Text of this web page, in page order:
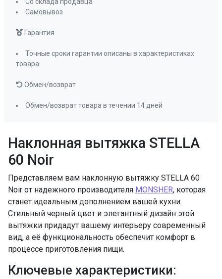
Наклонная вытяжка STELLA
60 Noir
Представляем вам наклонную вытяжку STELLA 60
Noir от надежного производителя MONSHER, которая
станет идеальным дополнением вашей кухни.
Стильный черный цвет и элегантный дизайн этой
вытяжки придадут вашему интерьеру современный
вид, а её функциональность обеспечит комфорт в
процессе приготовления пищи.
Ключевые характеристики:
Со склада продавца
Самовывоз
Гарантия
Точные сроки гарантии описаны в характеристиках
товара
Обмен/возврат
Обмен/возврат товара в течении 14 дней